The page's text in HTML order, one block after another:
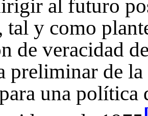
al futuro
tal y como
de veracidad
preliminar de
una